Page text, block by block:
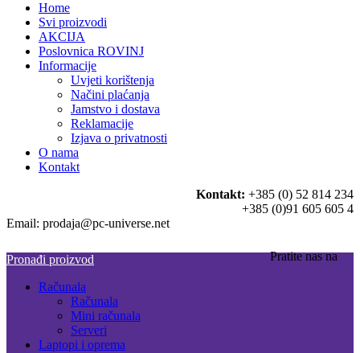
Home
Svi proizvodi
AKCIJA
Poslovnica ROVINJ
Informacije
Uvjeti korištenja
Načini plaćanja
Jamstvo i dostava
Reklamacije
Izjava o privatnosti
O nama
Kontakt
Kontakt: +385 (0) 52 814 234
+385 (0)91 605 605 4
Email: prodaja@pc-universe.net
Pratite nas na
Pronađi proizvod
Računala
Računala
Mini računala
Serveri
Laptopi i oprema